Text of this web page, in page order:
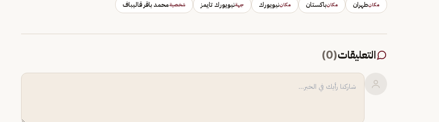
مكانطهران مكانباكستان مكاننيويورك جهةنيويورك تايمز شخصيةمحمد باقر قاليباف
التعليقات(
0
)